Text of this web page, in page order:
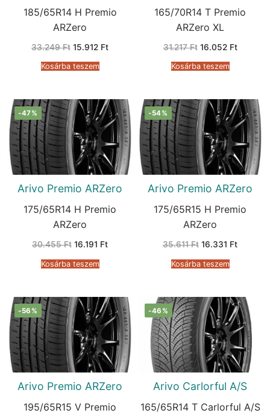
185/65R14 H Premio
ARZero
33.249Ft Original
was:
33.249 Ft.
15.912 FtCurrent
Kosárba teszem
165/70R14 T Premio
ARZero XL
31.217Ft Original
was:
31.217 Ft.
16.052 FtCurrent
Kosárba teszem
-47%
Arivo Premio ARZero
175/65R14 H Premio
ARZero
30.455Ft Original
was:
30.455 Ft.
16.191 FtCurrent
Kosárba teszem
-54%
Arivo Premio ARZero
175/65R15 H Premio
ARZero
35.611Ft Original
was:
35.611 Ft.
16.331 FtCurrent
Kosárba teszem
-56%
Arivo Premio ARZero
195/65R15 V Premio
-46%
Arivo Carlorful A/S
165/65R14 T Carlorful A/S